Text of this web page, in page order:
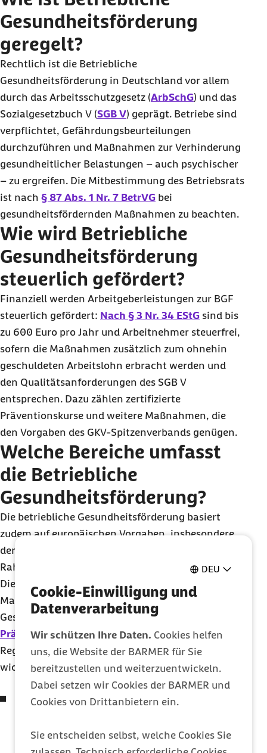
DEU
Cookie-Einwilligung und
Datenverarbeitung
Wir schützen Ihre Daten. Cookies helfen
uns, die Website der BARMER für Sie
bereitzustellen und weiterzuentwickeln.
Dabei setzen wir Cookies der BARMER und
Cookies von Drittanbietern ein.
Sie entscheiden selbst, welche Cookies Sie
Gesundheitsförderung
geregelt?
Rechtlich ist die Betriebliche
Gesundheitsförderung in Deutschland vor allem
durch das Arbeitsschutzgesetz (ArbSchG) und das
Sozialgesetzbuch V (SGB V) geprägt. Betriebe sind
verpflichtet, Gefährdungsbeurteilungen
durchzuführen und Maßnahmen zur Verhinderung
gesundheitlicher Belastungen – auch psychischer
– zu ergreifen. Die Mitbestimmung des Betriebsrats
ist nach § 87 Abs. 1 Nr. 7 BetrVG bei
gesundheitsfördernden Maßnahmen zu beachten.
Wie wird Betriebliche
Gesundheitsförderung
steuerlich gefördert?
Finanziell werden Arbeitgeberleistungen zur BGF
steuerlich gefördert: Nach § 3 Nr. 34 EStG sind bis
zu 600 Euro pro Jahr und Arbeitnehmer steuerfrei,
sofern die Maßnahmen zusätzlich zum ohnehin
geschuldeten Arbeitslohn erbracht werden und
den Qualitätsanforderungen des SGB V
entsprechen. Dazu zählen zertifizierte
Präventionskurse und weitere Maßnahmen, die
den Vorgaben des GKV-Spitzenverbands genügen.
Welche Bereiche umfasst
die Betriebliche
Gesundheitsförderung?
Die betriebliche Gesundheitsförderung basiert
zudem auf europäischen Vorgaben, insbesondere
der Luxemburger Deklaration und der
Rahmenrichtlinie Arbeitsschutz 89/391/EWG.
Die Vorgaben des GKV-Spitzenverbands für
Maßnahmen der betrieblichen
Gesundheitsförderung (BGF) sind im
Präventionsowie in den einschlägigen
Regelungen des SGB V konkretisiert. Die
wichtigsten rechtlichen Anforderungen sind:
Maßnahmen müssen den vom GKV-
festgelegten Kriterien entsprechen. Dazu
gehören verbindliche und bundesweit